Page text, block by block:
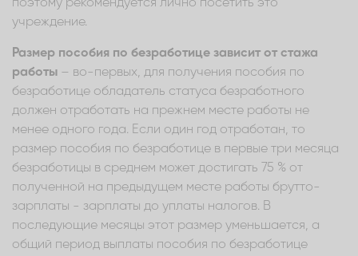
поэтому рекомендуется лично посетить это
учреждение.
Размер пособия по безработице зависит от стажа
работы – во-первых, для получения пособия по
безработице обладатель статуса безработного
должен отработать на прежнем месте работы не
менее одного года. Если один год отработан, то
размер пособия по безработице в первые три месяца
безработицы в среднем может достигать 75 % от
полученной на предыдущем месте работы брутто-
зарплаты - зарплаты до уплаты налогов. В
последующие месяцы этот размер уменьшается, а
общий период выплаты пособия по безработице